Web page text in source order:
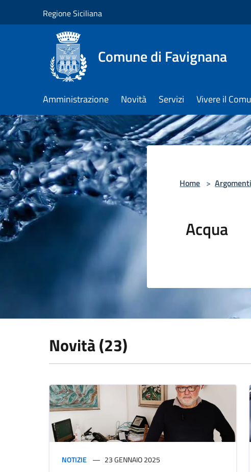
Regione Siciliana
Comune di Favignana
Amministrazione Novità Servizi Vivere il
Home > Argomenti
Acqua
Novità (23)
NOTIZIE 23 GENNAIO 2025